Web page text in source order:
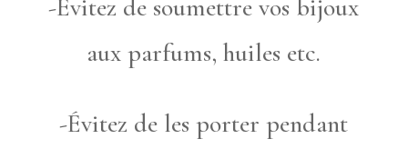
-Évitez de soumettre vos bijoux
aux parfums, huiles etc.
-Évitez de les porter pendant